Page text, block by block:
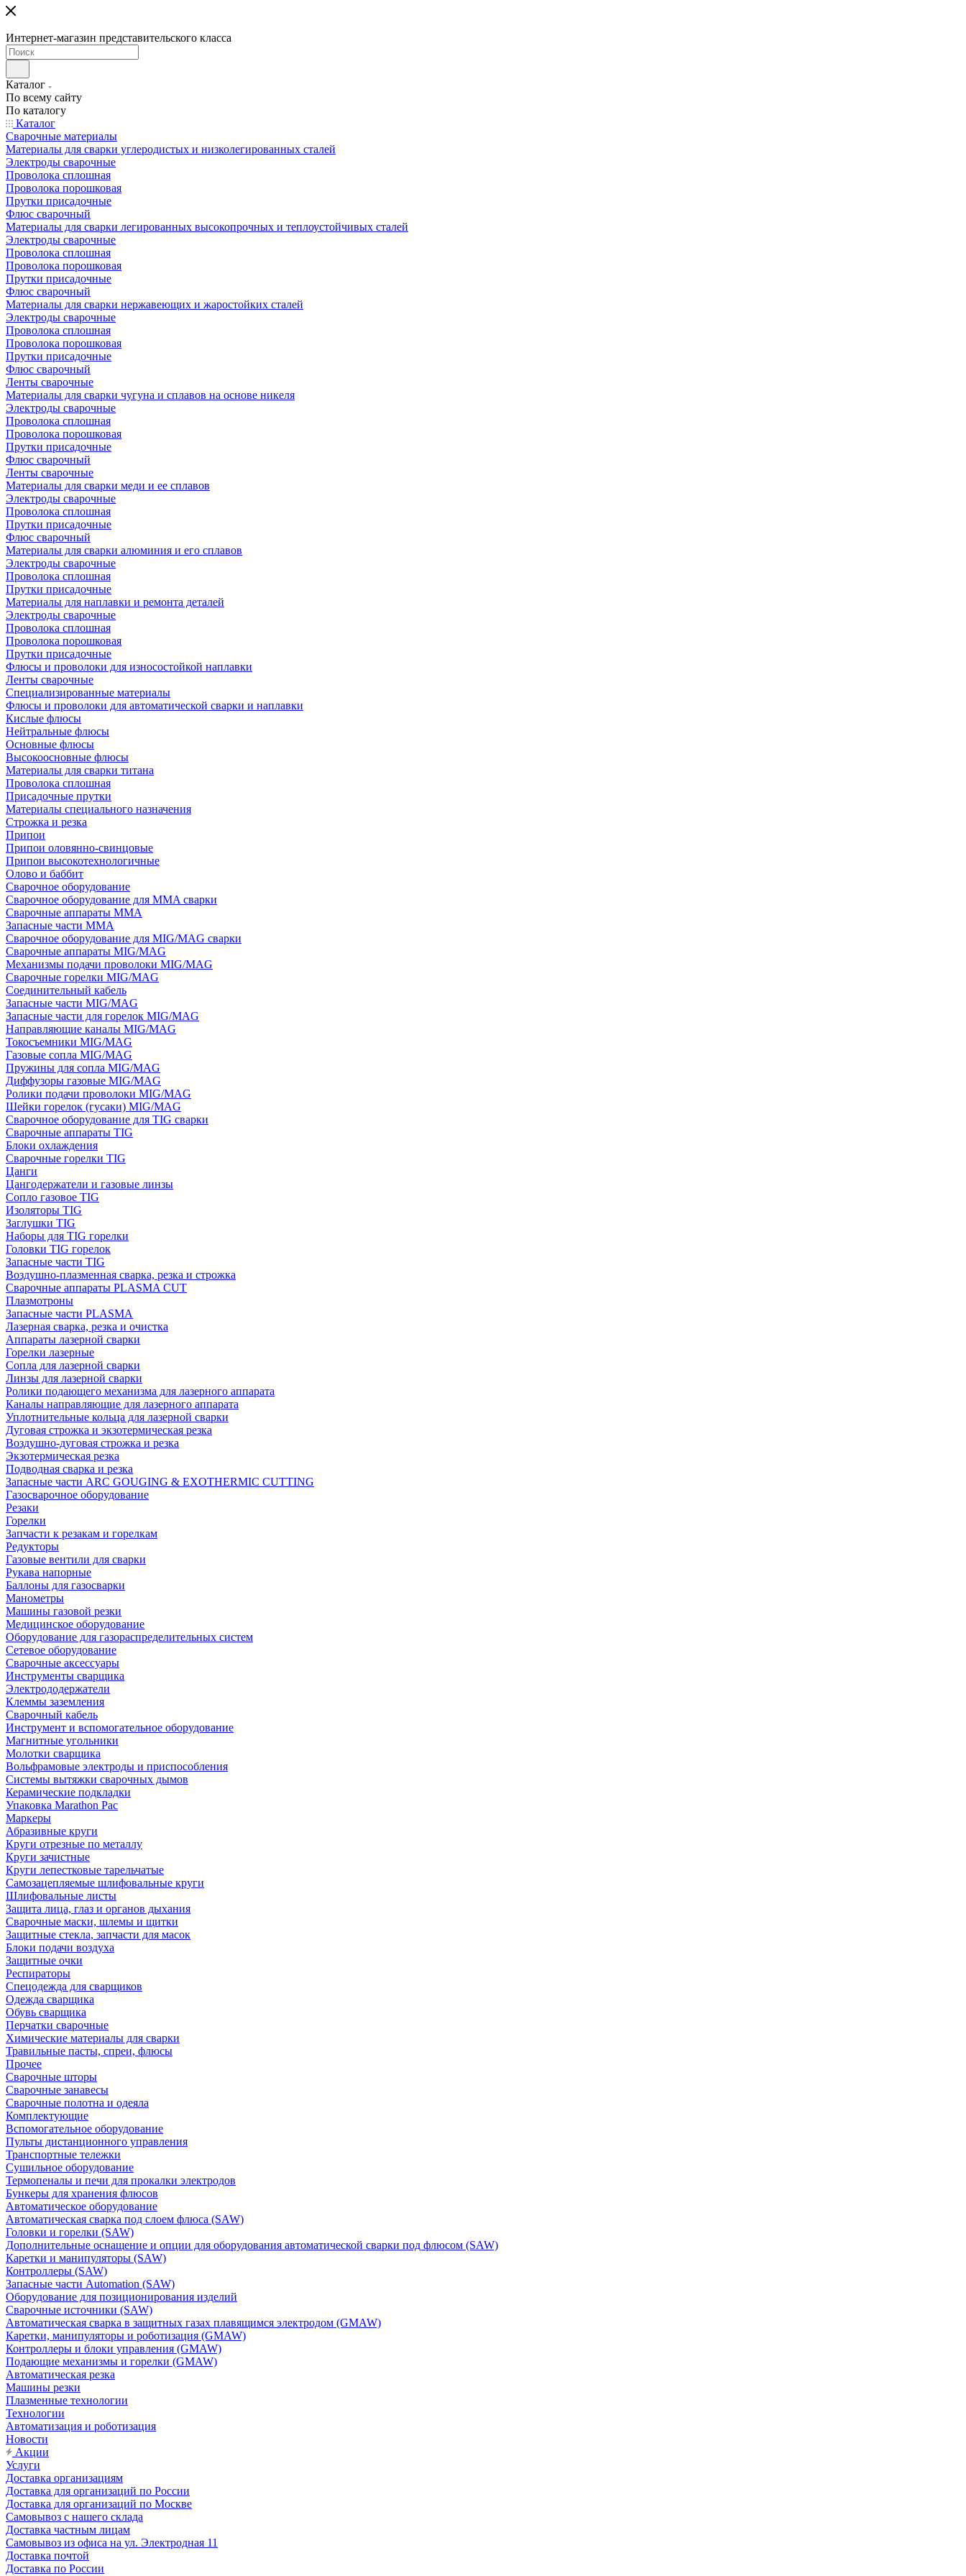
Интернет-магазин представительского класса
Каталог
По всему сайту
По каталогу
Каталог
Сварочные материалы
Материалы для сварки углеродистых и низколегированных сталей
Электроды сварочные
Проволока сплошная
Проволока порошковая
Прутки присадочные
Флюс сварочный
Материалы для сварки легированных высокопрочных и теплоустойчивых сталей
Электроды сварочные
Проволока сплошная
Проволока порошковая
Прутки присадочные
Флюс сварочный
Материалы для сварки нержавеющих и жаростойких сталей
Электроды сварочные
Проволока сплошная
Проволока порошковая
Прутки присадочные
Флюс сварочный
Ленты сварочные
Материалы для сварки чугуна и сплавов на основе никеля
Электроды сварочные
Проволока сплошная
Проволока порошковая
Прутки присадочные
Флюс сварочный
Ленты сварочные
Материалы для сварки меди и ее сплавов
Электроды сварочные
Проволока сплошная
Прутки присадочные
Флюс сварочный
Материалы для сварки алюминия и его сплавов
Электроды сварочные
Проволока сплошная
Прутки присадочные
Материалы для наплавки и ремонта деталей
Электроды сварочные
Проволока сплошная
Проволока порошковая
Прутки присадочные
Флюсы и проволоки для износостойкой наплавки
Ленты сварочные
Специализированные материалы
Флюсы и проволоки для автоматической сварки и наплавки
Кислые флюсы
Нейтральные флюсы
Основные флюсы
Высокоосновные флюсы
Материалы для сварки титана
Проволока сплошная
Присадочные прутки
Материалы специального назначения
Строжка и резка
Припои
Припои оловянно-свинцовые
Припои высокотехнологичные
Олово и баббит
Сварочное оборудование
Сварочное оборудование для MMA сварки
Сварочные аппараты MMA
Запасные части MMA
Сварочное оборудование для MIG/MAG сварки
Сварочные аппараты MIG/MAG
Механизмы подачи проволоки MIG/MAG
Сварочные горелки MIG/MAG
Соединительный кабель
Запасные части MIG/MAG
Запасные части для горелок MIG/MAG
Направляющие каналы MIG/MAG
Токосъемники MIG/MAG
Газовые сопла MIG/MAG
Пружины для сопла MIG/MAG
Диффузоры газовые MIG/MAG
Ролики подачи проволоки MIG/MAG
Шейки горелок (гусаки) MIG/MAG
Сварочное оборудование для TIG сварки
Сварочные аппараты TIG
Блоки охлаждения
Сварочные горелки TIG
Цанги
Цангодержатели и газовые линзы
Сопло газовое TIG
Изоляторы TIG
Заглушки TIG
Наборы для TIG горелки
Головки TIG горелок
Запасные части TIG
Воздушно-плазменная сварка, резка и строжка
Сварочные аппараты PLASMA CUT
Плазмотроны
Запасные части PLASMA
Лазерная сварка, резка и очистка
Аппараты лазерной сварки
Горелки лазерные
Сопла для лазерной сварки
Линзы для лазерной сварки
Ролики подающего механизма для лазерного аппарата
Каналы направляющие для лазерного аппарата
Уплотнительные кольца для лазерной сварки
Дуговая строжка и экзотермическая резка
Воздушно-дуговая строжка и резка
Экзотермическая резка
Подводная сварка и резка
Запасные части ARC GOUGING & EXOTHERMIC CUTTING
Газосварочное оборудование
Резаки
Горелки
Запчасти к резакам и горелкам
Редукторы
Газовые вентили для сварки
Рукава напорные
Баллоны для газосварки
Манометры
Машины газовой резки
Медицинское оборудование
Оборудование для газораспределительных систем
Сетевое оборудование
Сварочные аксессуары
Инструменты сварщика
Электрододержатели
Клеммы заземления
Сварочный кабель
Инструмент и вспомогательное оборудование
Магнитные угольники
Молотки сварщика
Вольфрамовые электроды и приспособления
Системы вытяжки сварочных дымов
Керамические подкладки
Упаковка Marathon Pac
Маркеры
Абразивные круги
Круги отрезные по металлу
Круги зачистные
Круги лепестковые тарельчатые
Самозацепляемые шлифовальные круги
Шлифовальные листы
Защита лица, глаз и органов дыхания
Сварочные маски, шлемы и щитки
Защитные стекла, запчасти для масок
Блоки подачи воздуха
Защитные очки
Респираторы
Спецодежда для сварщиков
Одежда сварщика
Обувь сварщика
Перчатки сварочные
Химические материалы для сварки
Травильные пасты, спреи, флюсы
Прочее
Сварочные шторы
Сварочные занавесы
Сварочные полотна и одеяла
Комплектующие
Вспомогательное оборудование
Пульты дистанционного управления
Транспортные тележки
Сушильное оборудование
Термопеналы и печи для прокалки электродов
Бункеры для хранения флюсов
Автоматическое оборудование
Автоматическая сварка под слоем флюса (SAW)
Головки и горелки (SAW)
Дополнительные оснащение и опции для оборудования автоматической сварки под флюсом (SAW)
Каретки и манипуляторы (SAW)
Контроллеры (SAW)
Запасные части Automation (SAW)
Оборудование для позиционирования изделий
Сварочные источники (SAW)
Автоматическая сварка в защитных газах плавящимся электродом (GMAW)
Каретки, манипуляторы и роботизация (GMAW)
Контроллеры и блоки управления (GMAW)
Подающие механизмы и горелки (GMAW)
Автоматическая резка
Машины резки
Плазменные технологии
Технологии
Автоматизация и роботизация
Новости
Акции
Услуги
Доставка организациям
Доставка для организаций по России
Доставка для организаций по Москве
Самовывоз с нашего склада
Доставка частным лицам
Самовывоз из офиса на ул. Электродная 11
Доставка почтой
Доставка по России